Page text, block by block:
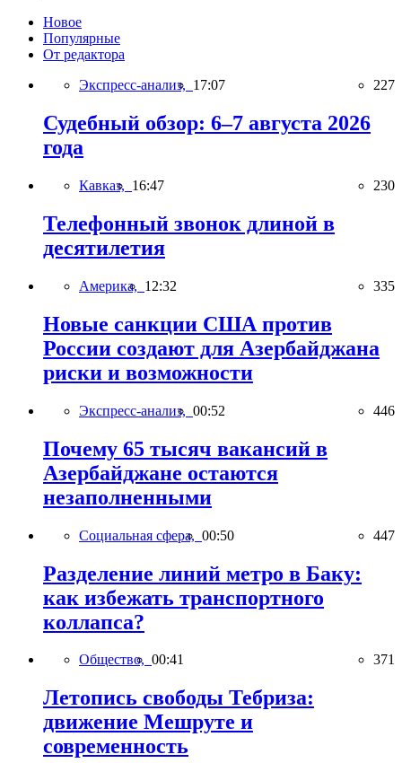
Новое
Популярные
От редактора
Экспресс-анализ, 17:07 227
Судебный обзор: 6–7 августа 2026
года
Кавказ, 16:47 230
Телефонный звонок длиной в
десятилетия
Америка, 12:32 335
Новые санкции США против
России создают для Азербайджана
риски и возможности
Экспресс-анализ, 00:52 446
Почему 65 тысяч вакансий в
Азербайджане остаются
незаполненными
Социальная сфера, 00:50 447
Разделение линий метро в Баку:
как избежать транспортного
коллапса?
Общество, 00:41 371
Летопись свободы Тебриза:
движение Мешруте и
современность